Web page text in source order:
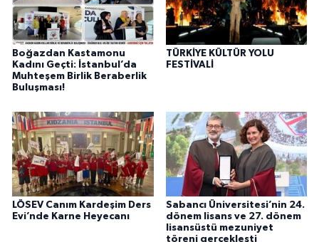
Boğazdan Kastamonu
Kadını Geçti: İstanbul’da
Muhteşem Birlik Beraberlik
Buluşması!
TÜRKİYE KÜLTÜR YOLU
FESTİVALİ
LÖSEV Canım Kardeşim Ders
Evi’nde Karne Heyecanı
Sabancı Üniversitesi’nin 24.
dönem lisans ve 27. dönem
lisansüstü mezuniyet
töreni gerçekleşti